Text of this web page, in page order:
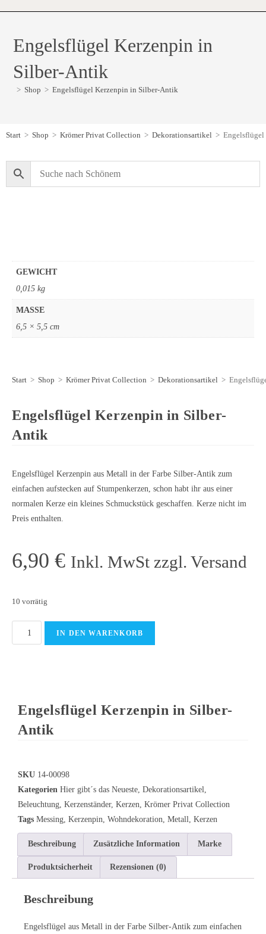
Engelsflügel Kerzenpin in
Silber-Antik
> Shop > Engelsflügel Kerzenpin in Silber-Antik
Start > Shop > Krömer Privat Collection > Dekorationsartikel >
GEWICHT
0,015 kg
MASSE
6,5 × 5,5 cm
Start > Shop > Krömer Privat Collection > Dekorationsartikel >
Engelsflügel Kerzenpin in Silber-
Antik
Engelsflügel Kerzenpin aus Metall in der Farbe Silber-Antik zum
einfachen aufstecken auf Stumpenkerzen, schon habt ihr aus einer
normalen Kerze ein kleines Schmuckstück geschaffen. Kerze nicht im
Preis enthalten.
6,90 € Inkl. MwSt zzgl. Versand
10 vorrätig
IN DEN WARENKORB
Engelsflügel Kerzenpin in Silber-
Antik
SKU 14-00098
Kategorien Hier gibt´s das Neueste, Dekorationsartikel,
Beleuchtung, Kerzenständer, Kerzen, Krömer Privat Collection
Tags Messing, Kerzenpin, Wohndekoration, Metall, Kerzen
Beschreibung Zusätzliche Information Marke
Produktsicherheit Rezensionen (0)
Beschreibung
Engelsflügel aus Metall in der Farbe Silber-Antik zum einfachen